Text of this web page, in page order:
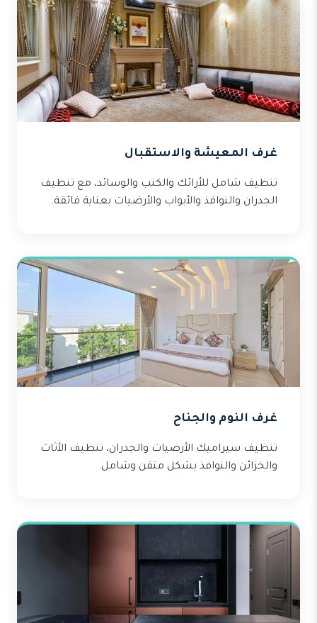
غرف المعيشة والاستقبال
تنظيف شامل للأرائك والكنب والوسائد، مع تنظيف
الجدران والنوافذ والأبواب والأرضيات بعناية فائقة.
غرف النوم والجناح
تنظيف سيراميك الأرضيات والجدران، تنظيف الأثاث
والخزائن والنوافذ بشكل متقن وشامل.